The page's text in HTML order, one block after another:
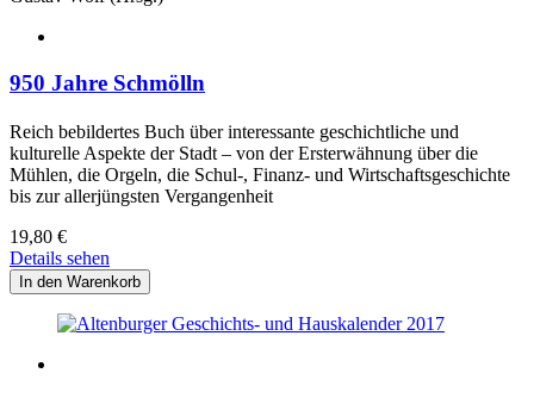
950 Jahre Schmölln
Reich bebildertes Buch über interessante geschichtliche und
kulturelle Aspekte der Stadt – von der Ersterwähnung über die
Mühlen, die Orgeln, die Schul-, Finanz- und Wirtschaftsgeschichte
bis zur allerjüngsten Vergangenheit
19,80 €
Details sehen